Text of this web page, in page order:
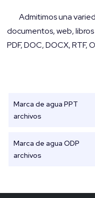
Admitimos una
documentos, web,
PDF, DOC, DOCX, RTF,
Marca de agua PPT
archivos
Marca de agua ODP
archivos